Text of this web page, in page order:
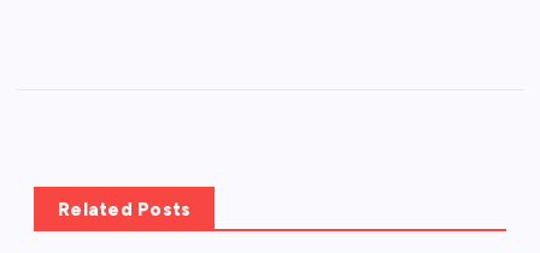
Related Posts